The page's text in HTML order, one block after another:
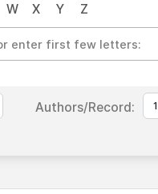
W X Y Z
Authors/Record: